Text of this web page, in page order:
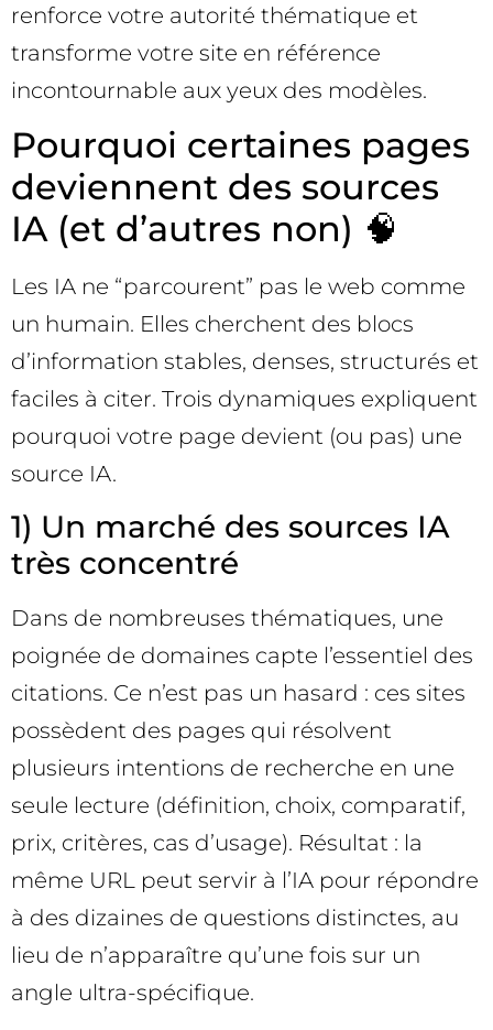
renforce votre autorité thématique et
transforme votre site en référence
incontournable aux yeux des modèles.
Pourquoi certaines pages
deviennent des sources
IA (et d’autres non) 🧠
Les IA ne “parcourent” pas le web comme
un humain. Elles cherchent des blocs
d’information stables, denses, structurés et
faciles à citer. Trois dynamiques expliquent
pourquoi votre page devient (ou pas) une
source IA.
1) Un marché des sources IA
très concentré
Dans de nombreuses thématiques, une
poignée de domaines capte l’essentiel des
citations. Ce n’est pas un hasard : ces sites
possèdent des pages qui résolvent
plusieurs intentions de recherche en une
seule lecture (définition, choix, comparatif,
prix, critères, cas d’usage). Résultat : la
même URL peut servir à l’IA pour répondre
à des dizaines de questions distinctes, au
lieu de n’apparaître qu’une fois sur un
angle ultra-spécifique.